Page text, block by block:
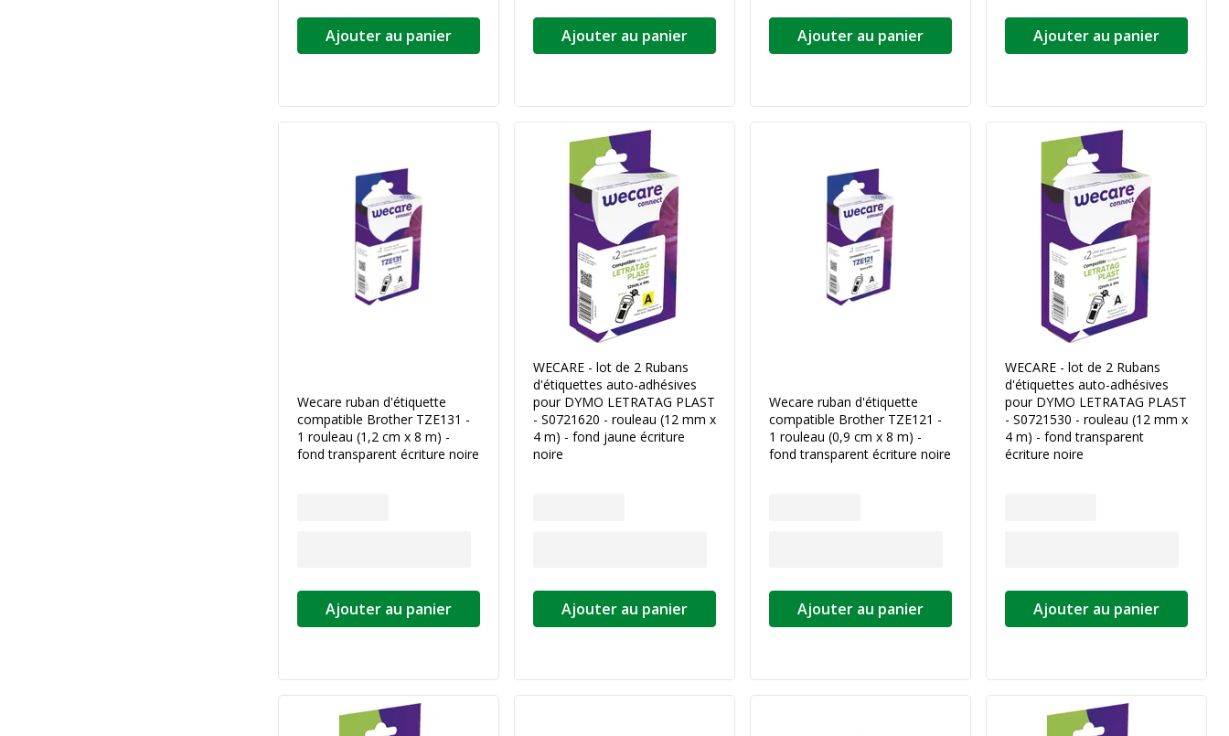
Ajouter au panier Ajouter au panier Ajouter au panier Ajouter au panier
Wecare ruban d'étiquette
compatible Brother TZE131 -
1 rouleau (1,2 cm x 8 m) -
fond transparent écriture noire
Ajouter au panier
WECARE - lot de 2 Rubans
d'étiquettes auto-adhésives
pour DYMO LETRATAG PLAST
- S0721620 - rouleau (12 mm x
4 m) - fond jaune écriture
noire
Ajouter au panier
Wecare ruban d'étiquette
compatible Brother TZE121 -
1 rouleau (0,9 cm x 8 m) -
fond transparent écriture noire
Ajouter au panier
WECARE - lot de 2 Rubans
d'étiquettes auto-adhésives
pour DYMO LETRATAG PLAST
- S0721530 - rouleau (12 mm x
4 m) - fond transparent
écriture noire
Ajouter au panier